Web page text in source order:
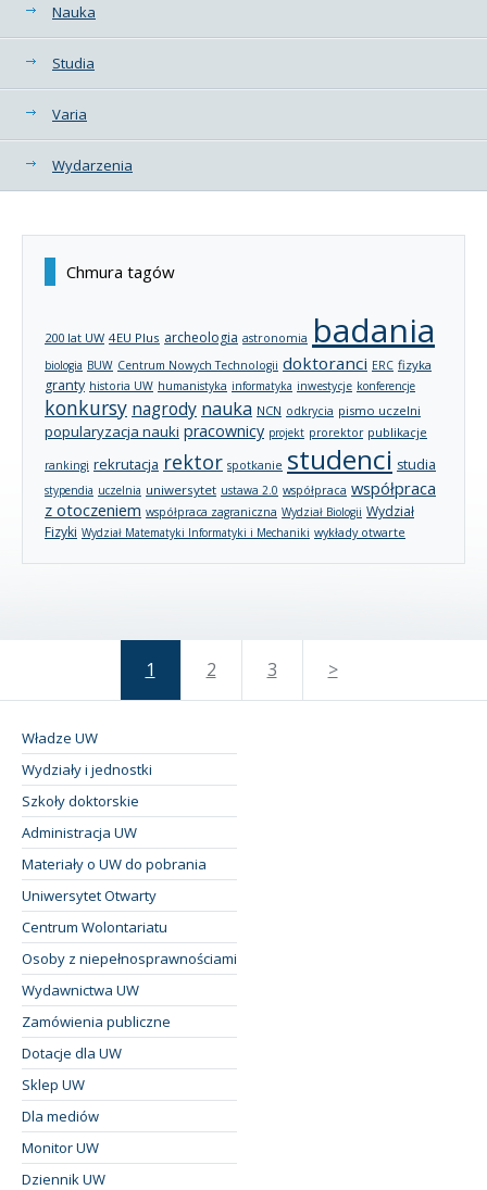
Nauka
Studia
Varia
Wydarzenia
Chmura tagów
200 lat UW 4EU Plus archeologia astronomia badania
biologia BUW Centrum Nowych Technologii doktoranci ERC fizyka
granty historia UW humanistyka informatyka inwestycje konferencje
konkursy nagrody nauka NCN odkrycia pismo uczelni
popularyzacja nauki pracownicy projekt prorektor publikacje
rankingi rekrutacja rektor spotkanie studenci studia
stypendia uczelnia uniwersytet ustawa 2.0 współpraca współpraca
z otoczeniem współpraca zagraniczna Wydział Biologii Wydział
Fizyki Wydział Matematyki Informatyki i Mechaniki wykłady otwarte
1 2 3 >
Władze UW
Wydziały i jednostki
Szkoły doktorskie
Administracja UW
Materiały o UW do pobrania
Uniwersytet Otwarty
Centrum Wolontariatu
Osoby z niepełnosprawnościami
Wydawnictwa UW
Zamówienia publiczne
Dotacje dla UW
Sklep UW
Dla mediów
Monitor UW
Dziennik UW